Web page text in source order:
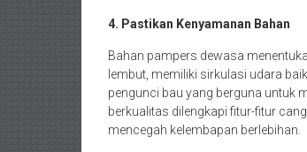
4. Pastikan Kenyamanan Bahan
Bahan pampers dewasa
lembut, memiliki sirkulasi udara
pengunci bau yang berguna untuk
berkualitas dilengkapi fitur-fitur
mencegah kelembapan berlebihan.